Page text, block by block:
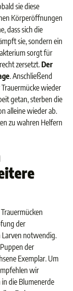
sie diese
Körperöffnungen
dass sich die
sie, sondern ein
sorgt für
zersetzt.Der
. Anschließend
wieder
getan, sterben die
alleine wieder ab.
zu wahren Helfern
der
Larven notwendig.
der
Exemplar. Um
wir
in die Blumenerde